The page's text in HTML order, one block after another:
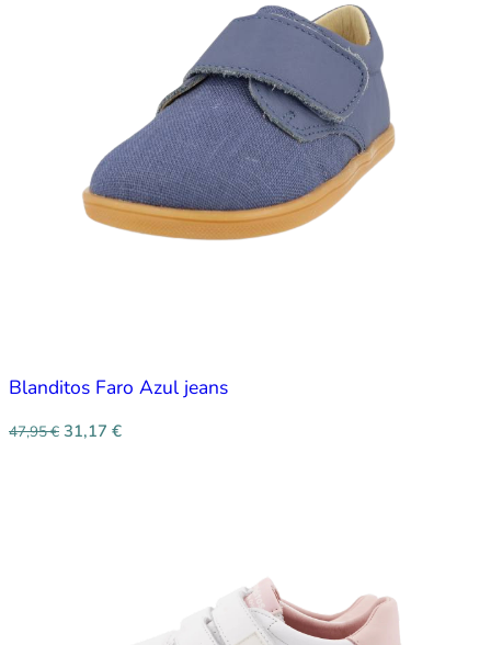
Blanditos Faro Azul jeans
47,95€ 31,17 €